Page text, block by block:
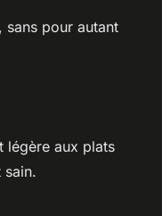
sans pour autant
légère aux plats
sain.